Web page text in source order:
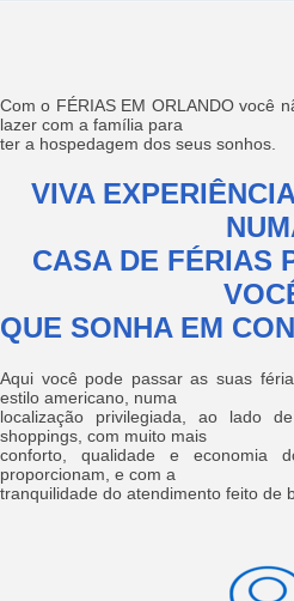
Com o FÉRIAS EM ORLANDO você
lazer com a família para
ter a hospedagem dos seus sonhos.
VIVA
CASA DE FÉRIAS
QUE SONHA EM
Aqui você pode passar as suas
estilo americano, numa
localização privilegiada, ao lado
shoppings, com muito mais
conforto, qualidade e economia
proporcionam, e com a
tranquilidade do atendimento feito de